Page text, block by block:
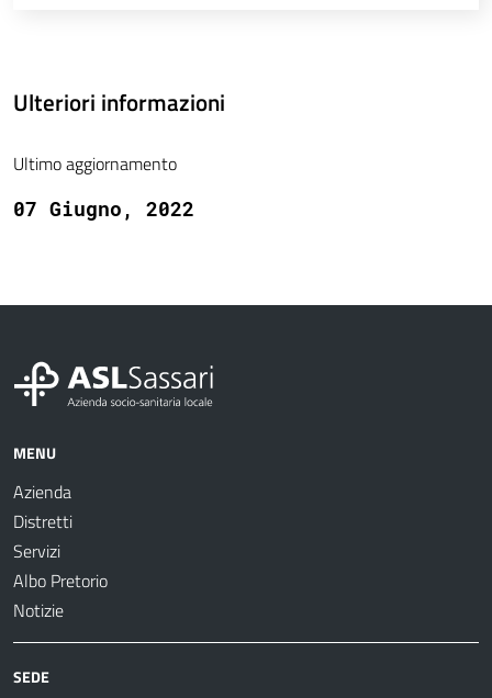
Ulteriori informazioni
Ultimo aggiornamento
07 Giugno, 2022
MENU
Azienda
Distretti
Servizi
Albo Pretorio
Notizie
SEDE